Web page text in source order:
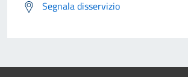
Segnala disservizio